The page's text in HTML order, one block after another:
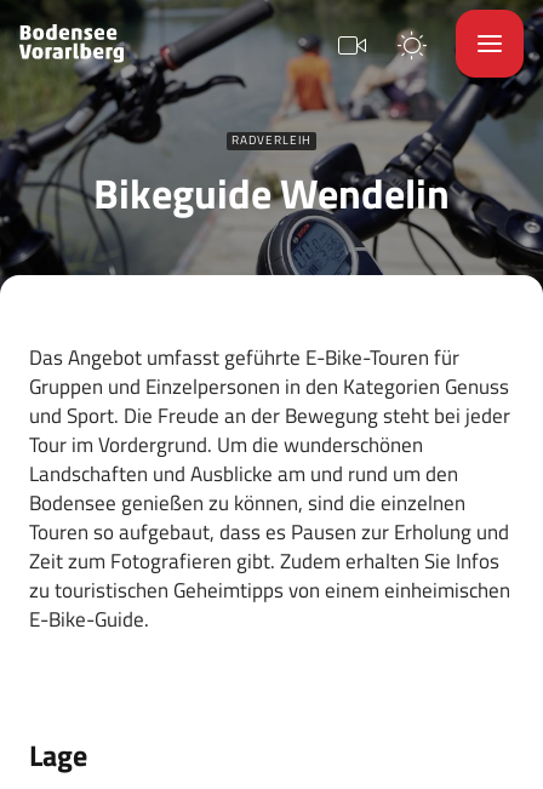
RADVERLEIH
Bikeguide Wendelin
Das Angebot umfasst geführte E-Bike-Touren für
Gruppen und Einzelpersonen in den Kategorien Genuss
und Sport. Die Freude an der Bewegung steht bei jeder
Tour im Vordergrund. Um die wunderschönen
Landschaften und Ausblicke am und rund um den
Bodensee genießen zu können, sind die einzelnen
Touren so aufgebaut, dass es Pausen zur Erholung und
Zeit zum Fotografieren gibt. Zudem erhalten Sie Infos
zu touristischen Geheimtipps von einem einheimischen
E-Bike-Guide.
Lage